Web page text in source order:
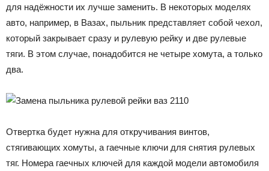
для надёжности их лучше заменить. В некоторых моделях
авто, например, в Вазах, пыльник представляет собой чехол,
который закрывает сразу и рулевую рейку и две рулевые
тяги. В этом случае, понадобится не четыре хомута, а только
два.
Отвертка будет нужна для откручивания винтов,
стягивающих хомуты, а гаечные ключи для снятия рулевых
тяг. Номера гаечных ключей для каждой модели автомобиля